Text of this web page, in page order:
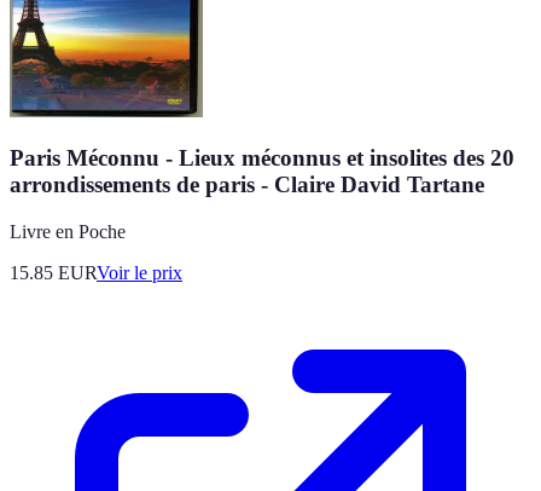
Paris Méconnu - Lieux méconnus et insolites des 20
arrondissements de paris - Claire David Tartane
Livre en Poche
15.85 EURVoir le prix